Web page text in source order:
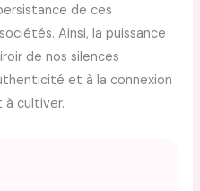
de ces
Ainsi, la puissance
de nos silences
et à la connexion
à cultiver.